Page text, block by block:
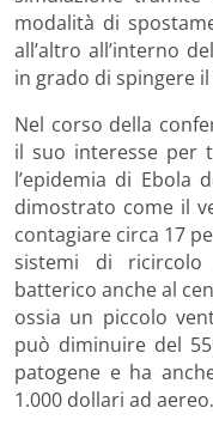
modalità di
all’altro all’interno
in grado di spingere
Nel corso della
il suo interesse per
l’epidemia di Ebola
dimostrato come il
contagiare circa 17
sistemi di
batterico anche al
ossia un piccolo
può diminuire del
patogene e ha
1.000 dollari ad aereo.